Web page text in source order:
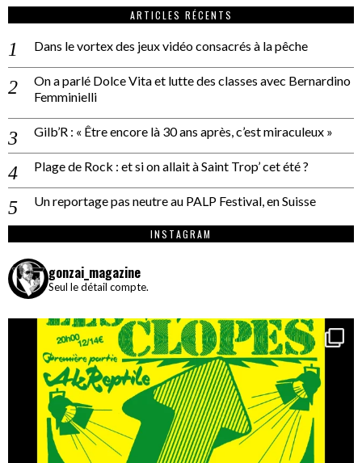
ARTICLES RÉCENTS
Dans le vortex des jeux vidéo consacrés à la pêche
On a parlé Dolce Vita et lutte des classes avec Bernardino
Femminielli
Gilb’R : « Être encore là 30 ans après, c’est miraculeux »
Plage de Rock : et si on allait à Saint Trop’ cet été ?
Un reportage pas neutre au PALP Festival, en Suisse
INSTAGRAM
gonzai_magazine
Seul le détail compte.